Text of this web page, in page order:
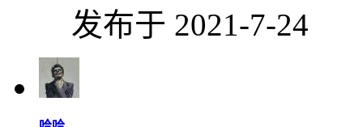
发布于 2021-7-24